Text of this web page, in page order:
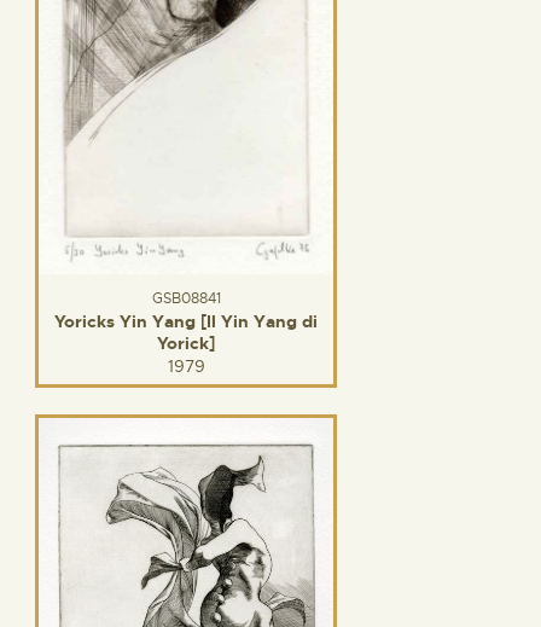
GSB08841
Yoricks Yin Yang [Il Yin Yang di
Yorick]
1979